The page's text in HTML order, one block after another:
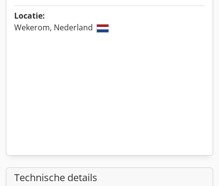
Locatie:
Wekerom, Nederland
Technische details